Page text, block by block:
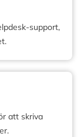
support,
att skriva